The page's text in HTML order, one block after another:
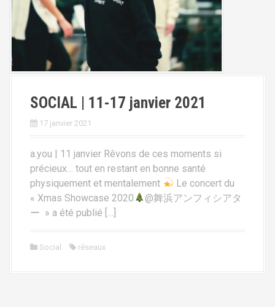
SOCIAL | 11-17 janvier 2021
17 janvier 2021
a.you | 11 janvier Rêvons de ces moments si
précieux… tout en restant en bonne santé
physiquement et mentalement
Le concert du
« Xmas Showcase 2020
@舞浜アンフィシアタ
ー » a été publié […]
Social réseaux